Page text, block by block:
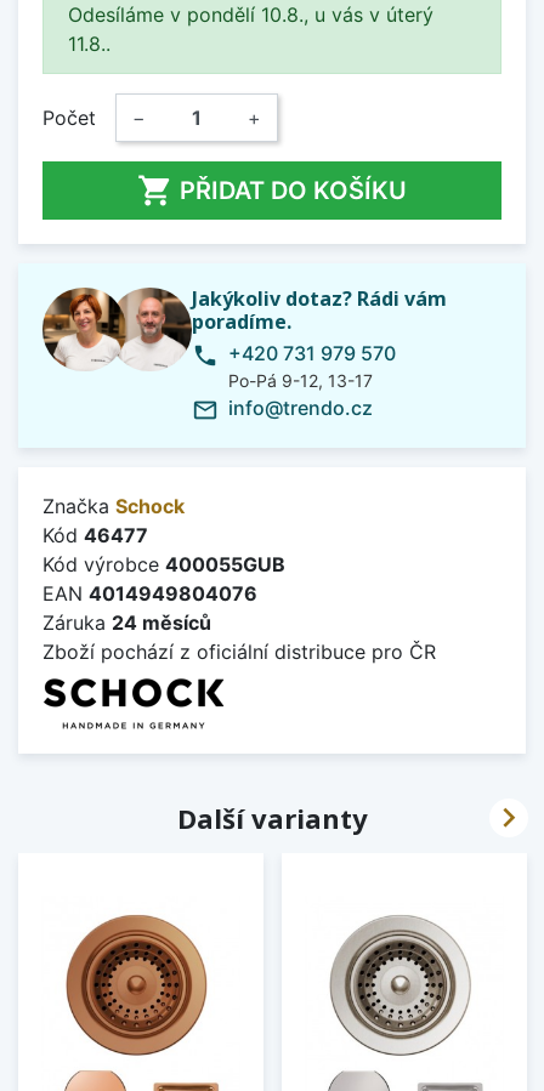
Odesíláme v pondělí 10.8., u vás v úterý
11.8..
Počet − +
 PŘIDAT DO KOŠÍKU
Jakýkoliv dotaz? Rádi vám
poradíme.
phone +420 731 979 570
Po-Pá 9-12, 13-17
mail_outline info@trendo.cz
Značka Schock
Kód 46477
Kód výrobce 400055GUB
EAN 4014949804076
Záruka 24 měsíců
Zboží pochází z oficiální distribuce pro ČR
Další varianty 